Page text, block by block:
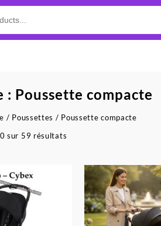
: Poussette compacte
/ Poussettes / Poussette compacte
sur 59 résultats
récent
ancien